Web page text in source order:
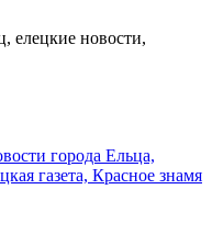
елецкие новости,
города Ельца,
газета, Красное знамя